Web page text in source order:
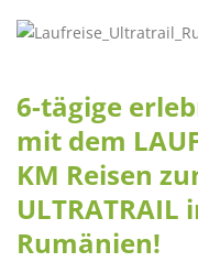
6-tägige
mit dem
KM Reisen
Rumänien!